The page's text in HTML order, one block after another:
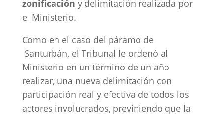
zonificación y delimitación realizada por
el Ministerio.
Como en el caso del páramo de
Santurbán, el Tribunal le ordenó al
Ministerio en un término de un año
realizar, una nueva delimitación con
participación real y efectiva de todos los
actores involucrados, previniendo que la